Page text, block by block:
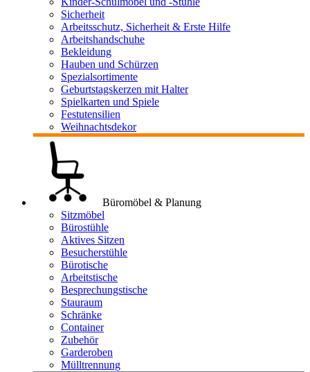
Sicherheit
Arbeitsschutz, Sicherheit & Erste Hilfe
Arbeitshandschuhe
Bekleidung
Hauben und Schürzen
Spezialsortimente
Geburtstagskerzen mit Halter
Spielkarten und Spiele
Festutensilien
Weihnachtsdekor
Büromöbel & Planung
Sitzmöbel
Bürostühle
Aktives Sitzen
Besucherstühle
Bürotische
Arbeitstische
Besprechungstische
Stauraum
Schränke
Container
Zubehör
Garderoben
Mülltrennung